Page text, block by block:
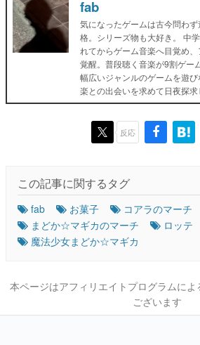
fab
気になったゲームは古今問わ
格。シリーズ物も大好き。 中
れてからゲーム音楽へ目覚め
覚醒。普段聴く音楽が9割ゲー
幅広いジャンルのゲームを遊
楽との出会いを求めて日夜探求
反応
この記事に関するタグ
fab お菓子 コアラのマーチ
まどか☆マギカのマーチ
ロッテ
魔法少女まどか☆マギカ
本ページはアフィリエイトプログラムに
ございます